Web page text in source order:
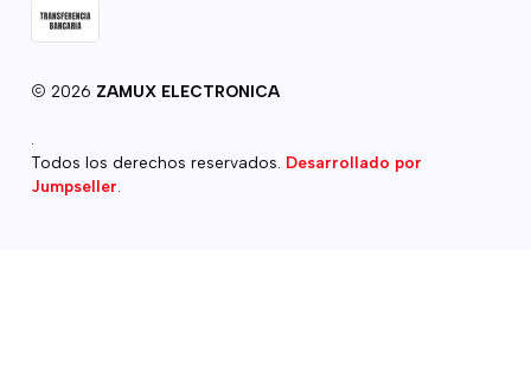
2026 ZAMUX ELECTRONICA
Todos los derechos reservados. Desarrollado por
Jumpseller